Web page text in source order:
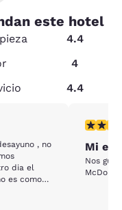
este hotel
4.4
4
4.4
, no
dia el
es como
Mi
Nos